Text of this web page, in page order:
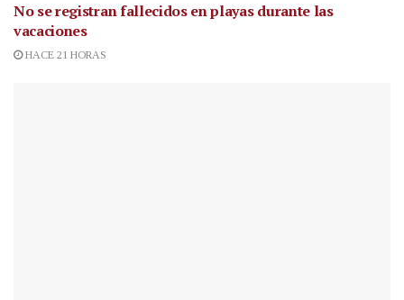
No se registran fallecidos en playas durante las
vacaciones
HACE 21 HORAS